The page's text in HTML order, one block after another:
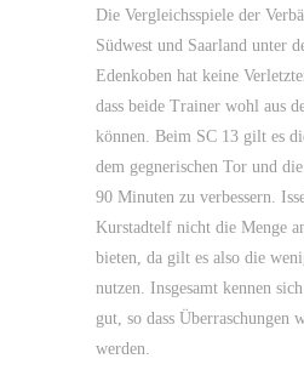
Die Vergleichsspiele der
Südwest und Saarland unter
Edenkoben hat keine
dass beide Trainer wohl aus
können. Beim SC 13 gilt es
dem gegnerischen Tor und
90 Minuten zu verbessern.
Kurstadtelf nicht die Menge
bieten, da gilt es also die
nutzen. Insgesamt kennen
gut, so dass Überraschungen
werden.